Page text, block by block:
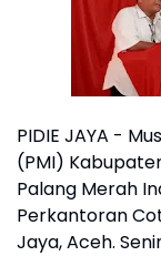
PIDIE JAYA -
(PMI)
Palang Merah
Perkantoran
Jaya, Aceh.